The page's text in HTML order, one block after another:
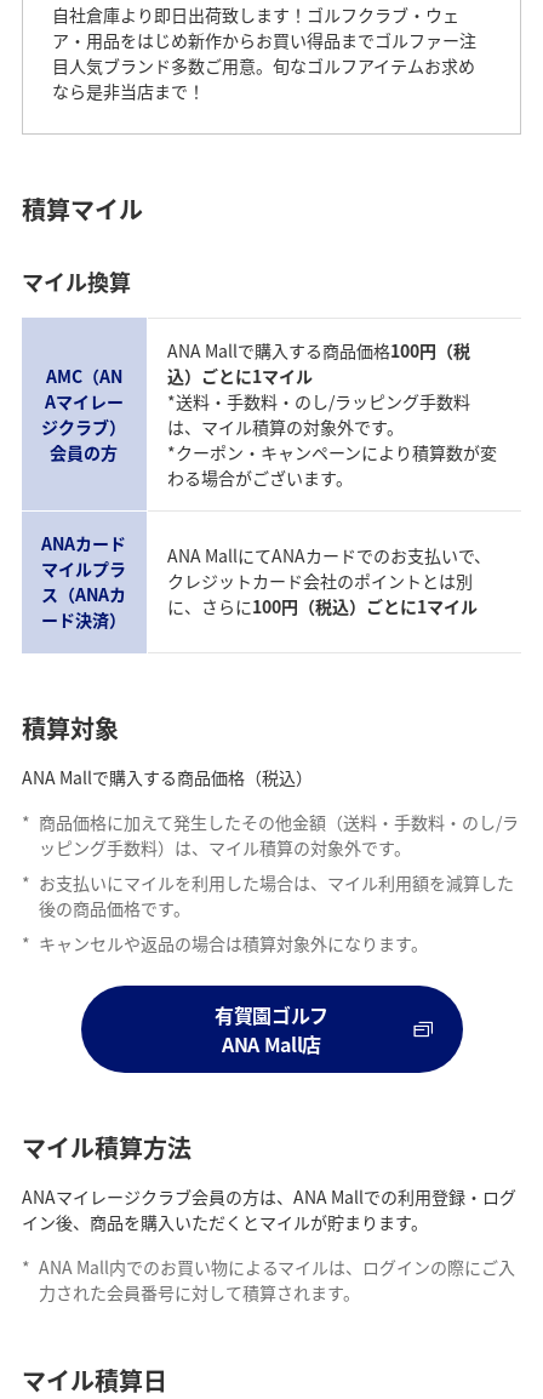
自社倉庫より即日出荷致します！ゴルフクラブ・ウェ
ア・用品をはじめ新作からお買い得品までゴルファー注
目人気ブランド多数ご用意。旬なゴルフアイテムお求め
なら是非当店まで！
積算マイル
マイル換算
AMC（AN
Aマイレー
ジクラブ）
会員の方
ANA Mallで購入する商品価格100円（税
込）ごとに1マイル
*送料・手数料・のし/ラッピング手数料
は、マイル積算の対象外です。
*クーポン・キャンペーンにより積算数が変
わる場合がございます。
ANAカード
マイルプラ
ス（ANAカ
ード決済）
ANA MallにてANAカードでのお支払いで、
クレジットカード会社のポイントとは別
に、さらに100円（税込）ごとに1マイル
積算対象
ANA Mallで購入する商品価格（税込）
* 商品価格に加えて発生したその他金額（送料・手数料・のし/ラ
ッピング手数料）は、マイル積算の対象外です。
* お支払いにマイルを利用した場合は、マイル利用額を減算した
後の商品価格です。
* キャンセルや返品の場合は積算対象外になります。
有賀園ゴルフ
ANA Mall店
マイル積算方法
ANAマイレージクラブ会員の方は、ANA Mallでの利用登録・ログ
イン後、商品を購入いただくとマイルが貯まります。
* ANA Mall内でのお買い物によるマイルは、ログインの際にご入
力された会員番号に対して積算されます。
マイル積算日